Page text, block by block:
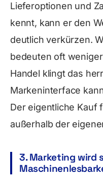
Lieferoptionen und
kennt, kann er den
deutlich verkürzen.
bedeuten oft
Handel klingt das
Markeninterface
Der eigentliche Kauf
außerhalb der
3. Marketing wird